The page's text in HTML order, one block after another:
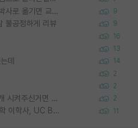
SSH 박사과정을 그만두고 지방대 박사로 옮기면 교수의 꿈은 끝일까요? 9
불공정하게 리뷰 9
16
13
데 14
2
2
컨택이후 랩매니저, PhD학생들 소개 시켜주신거면 거의 컨펌에 가깝나요? 2
Korea University 수학, 컴퓨터과학 이학사, UC Berkeley 산업공학 대학원 공학박사가 되는 것은 쉽지 않겠죠? 11